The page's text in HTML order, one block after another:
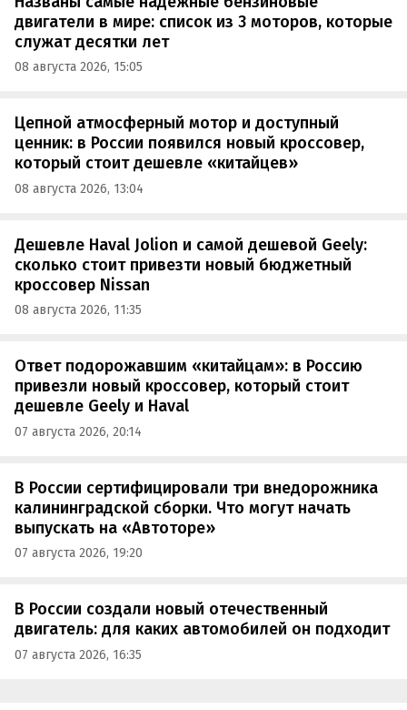
двигатели в мире: список из 3 моторов, которые
служат десятки лет
08 августа 2026, 15:05
Цепной атмосферный мотор и доступный
ценник: в России появился новый кроссовер,
который стоит дешевле «китайцев»
08 августа 2026, 13:04
Дешевле Haval Jolion и самой дешевой Geely:
сколько стоит привезти новый бюджетный
кроссовер Nissan
08 августа 2026, 11:35
Ответ подорожавшим «китайцам»: в Россию
привезли новый кроссовер, который стоит
дешевле Geely и Haval
07 августа 2026, 20:14
В России сертифицировали три внедорожника
калининградской сборки. Что могут начать
выпускать на «Автоторе»
07 августа 2026, 19:20
В России создали новый отечественный
двигатель: для каких автомобилей он подходит
07 августа 2026, 16:35